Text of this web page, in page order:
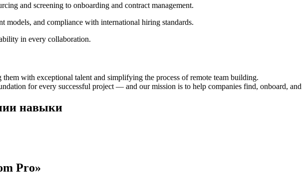
and screening to onboarding and contract management.
models, and compliance with international hiring standards.
in every collaboration.
with exceptional talent and simplifying the process of remote team building.
for every successful project — and our mission is to help companies find, onboard,
навыки
Pro»